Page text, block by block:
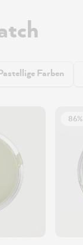
Farben
86%